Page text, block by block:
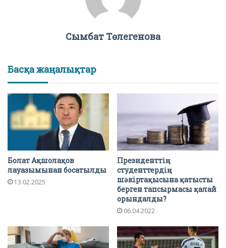
Сымбат Төлегенова
Басқа жаңалықтар
Болат Ақшолақов
лауазымынан босатылды
13.02.2025
Президенттің
студенттердің
шәкіртақысына қатысты
берген тапсырмасы қалай
орындалды?
06.04.2022